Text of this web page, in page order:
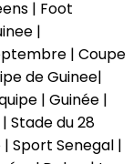
| Foot
|
| Coupe
de Guinee|
| Guinée |
Stade du 28
Sport Senegal |